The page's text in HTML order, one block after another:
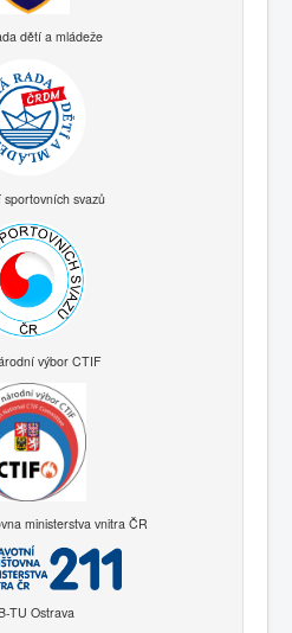
dětí a mládeže
svazů
výbor CTIF
ministerstva vnitra ČR
TU Ostrava